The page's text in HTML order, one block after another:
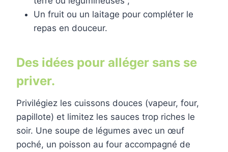
Un fruit ou un laitage pour compléter le
repas en douceur.
Des idées pour alléger sans se
priver.
Privilégiez les cuissons douces (vapeur, four,
papillote) et limitez les sauces trop riches le
soir. Une soupe de légumes avec un œuf
poché, un poisson au four accompagné de